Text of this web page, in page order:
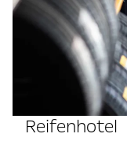
Reifenhotel